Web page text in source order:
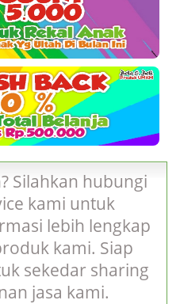
Silahkan hubungi
kami untuk
lebih lengkap
kami. Siap
sekedar sharing
jasa kami.